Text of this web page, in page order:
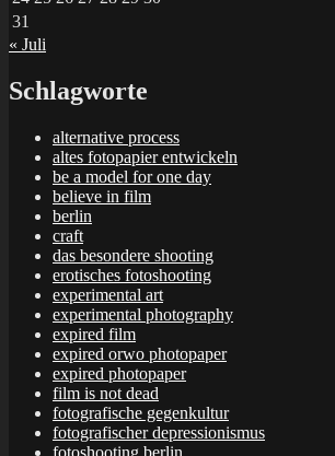
31
« Juli
Schlagworte
alternative process
altes fotopapier entwickeln
be a model for one day
believe in film
berlin
craft
das besondere shooting
erotisches fotoshooting
experimental art
experimental photography
expired film
expired orwo photopaper
expired photopaper
film is not dead
fotografische gegenkultur
fotografischer depressionismus
fotoshooting berlin